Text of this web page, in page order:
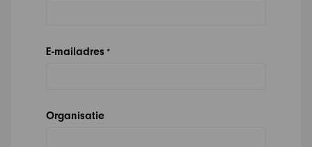
E-mailadres *
Organisatie